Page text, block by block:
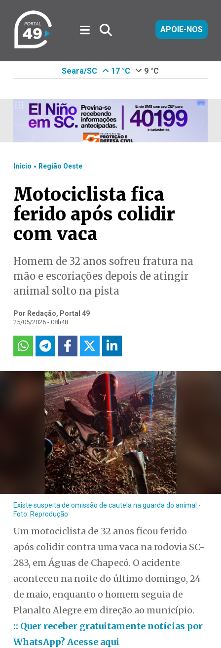
APOIE-NOS
Seara/SC 17 °C 9 °C
Início . Região Oeste
Motociclista fica
ferido após colidir
com vaca
Homem de 32 anos sofreu fratura na
mão e escoriações depois de atingir
animal solto na pista
Por Redação, Portal 49
25/05/2026 - 08h48
Existe suspeita de omissão de cautela na guarda do animal -
Foto: Reprodução
Um motociclista de 32 anos ficou ferido
após colidir contra uma vaca na rodovia SC-
283, em Águas de Chapecó. O acidente
aconteceu na noite do último domingo, 24
de maio, enquanto o homem seguia de
Planalto Alegre em direção ao município.
:: Quer receber gratuitamente notícias por
WhatsApp? Acesse aqui